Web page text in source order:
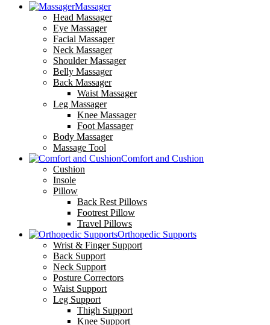
Massager
Head Massager
Eye Massager
Facial Massager
Neck Massager
Shoulder Massager
Belly Massager
Back Massager
Waist Massager
Leg Massager
Knee Massager
Foot Massager
Body Massager
Massage Tool
Comfort and Cushion
Cushion
Insole
Pillow
Back Rest Pillows
Footrest Pillow
Travel Pillows
Orthopedic Supports
Wrist & Finger Support
Back Support
Neck Support
Posture Correctors
Waist Support
Leg Support
Thigh Support
Knee Support